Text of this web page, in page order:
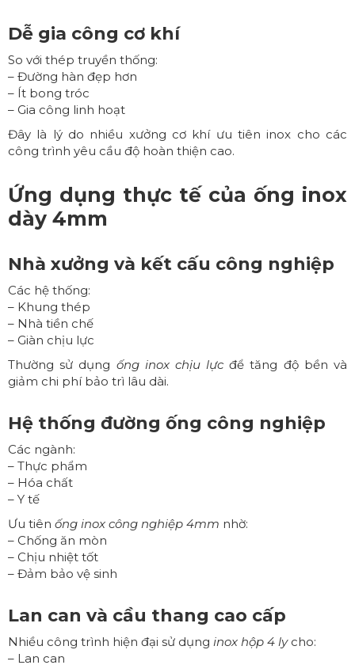
Dễ gia công cơ khí
So với thép truyền thống:
– Đường hàn đẹp hơn
– Ít bong tróc
– Gia công linh hoạt
Đây là lý do nhiều xưởng cơ khí ưu tiên inox cho các
công trình yêu cầu độ hoàn thiện cao.
Ứng dụng thực tế của ống inox
dày 4mm
Nhà xưởng và kết cấu công nghiệp
Các hệ thống:
– Khung thép
– Nhà tiền chế
– Giàn chịu lực
Thường sử dụng ống inox chịu lực để tăng độ bền và
giảm chi phí bảo trì lâu dài.
Hệ thống đường ống công nghiệp
Các ngành:
– Thực phẩm
– Hóa chất
– Y tế
Ưu tiên ống inox công nghiệp 4mm nhờ:
– Chống ăn mòn
– Chịu nhiệt tốt
– Đảm bảo vệ sinh
Lan can và cầu thang cao cấp
Nhiều công trình hiện đại sử dụng inox hộp 4 lycho:
– Lan can